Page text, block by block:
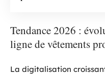
Tendance 2026 :
ligne de vêtements
La digitalisation